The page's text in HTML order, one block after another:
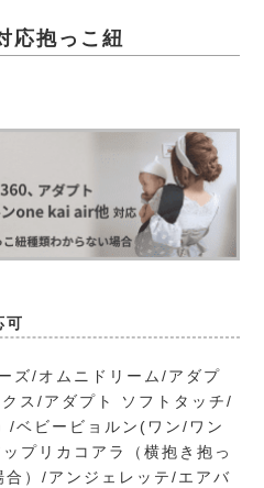
応抱っこ紐
可
ズ/オムニドリーム/アダプ
ス/アダプト ソフトタッチ/
/ベビービョルン(ワン/ワン
プリカコアラ（横抱き抱っ
合）/アンジェレッテ/エアバ